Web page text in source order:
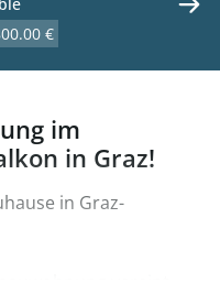
Balkon oder
€
im
in Graz!
in Graz-